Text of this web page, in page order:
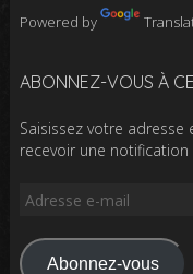
Powered by
ABONNEZ-VOUS À
Saisissez votre
recevoir une
Adresse
mail
Abonnez-vous